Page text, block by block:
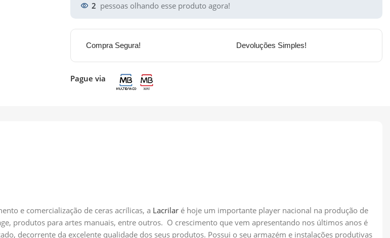
2 pessoas olhando esse produto agora!
Compra Segura! Devoluções Simples!
Pague via
e comercialização de ceras acrílicas, a Lacrilar é hoje um importante player nacional na produção de
produtos para artes manuais, entre outros. O crescimento que vem apresentando nos últimos anos é
decorrente da excelente qualidade dos seus produtos. Possui o seu armazém e instalações produtivas